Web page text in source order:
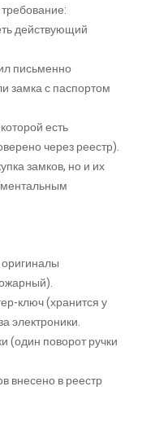
действующий
письменно
замка с паспортом
есть
через реестр).
замков, но и их
ключ (хранится у
электроники.
(один поворот ручки
внесено в реестр